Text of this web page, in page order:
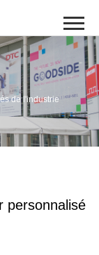
de l'industrie
personnalisé